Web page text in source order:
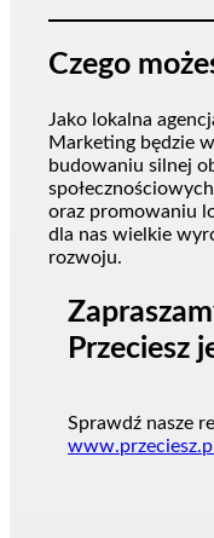
Czego
Jako lokalna
Marketing będzie
budowaniu silnej
oraz promowaniu
dla nas wielkie
rozwoju.
Przeciesz
Sprawdź nasze